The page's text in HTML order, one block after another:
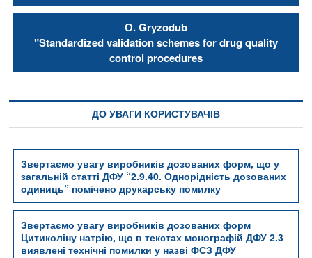
О. Gryzodub
"Standardized validation schemes for drug quality
control procedures
ДО УВАГИ КОРИСТУВАЧІВ
Звертаємо увагу виробників дозованих форм, що у
загальній статті ДФУ “2.9.40. Однорідність дозованих
одиниць” помічено друкарську помилку
Звертаємо увагу виробників дозованих форм
Цитиколіну натрію, що в текстах монографій ДФУ 2.3
виявлені технічні помилки у назві ФСЗ ДФУ